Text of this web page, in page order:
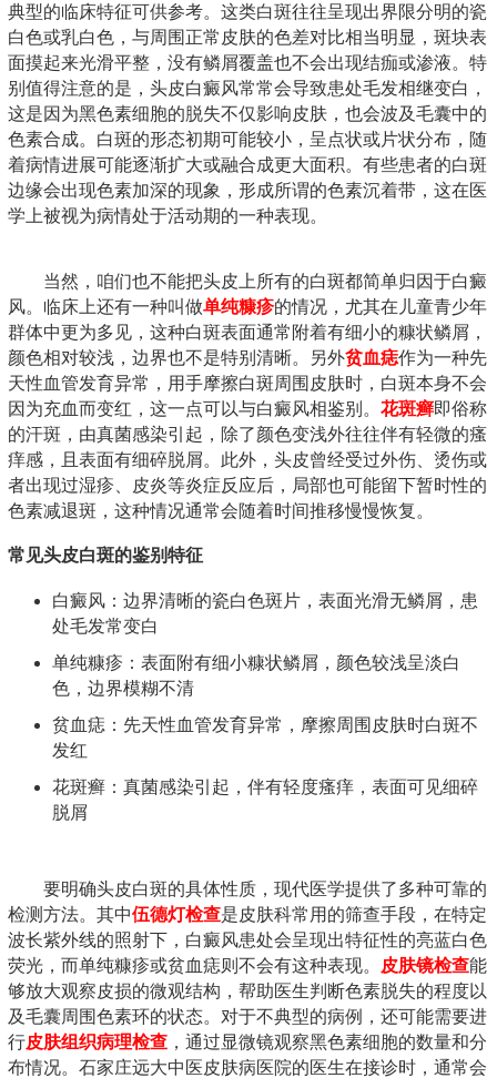
典型的临床特征可供参考。这类白斑往往呈现出界限分明的瓷
白色或乳白色，与周围正常皮肤的色差对比相当明显，斑块表
面摸起来光滑平整，没有鳞屑覆盖也不会出现结痂或渗液。特
别值得注意的是，头皮白癜风常常会导致患处毛发相继变白，
这是因为黑色素细胞的脱失不仅影响皮肤，也会波及毛囊中的
色素合成。白斑的形态初期可能较小，呈点状或片状分布，随
着病情进展可能逐渐扩大或融合成更大面积。有些患者的白斑
边缘会出现色素加深的现象，形成所谓的色素沉着带，这在医
学上被视为病情处于活动期的一种表现。
当然，咱们也不能把头皮上所有的白斑都简单归因于白癜
风。临床上还有一种叫做单纯糠疹的情况，尤其在儿童青少年
群体中更为多见，这种白斑表面通常附着有细小的糠状鳞屑，
颜色相对较浅，边界也不是特别清晰。另外贫血痣作为一种先
天性血管发育异常，用手摩擦白斑周围皮肤时，白斑本身不会
因为充血而变红，这一点可以与白癜风相鉴别。 花斑癣即俗称
的汗斑，由真菌感染引起，除了颜色变浅外往往伴有轻微的瘙
痒感，且表面有细碎脱屑。此外，头皮曾经受过外伤、烫伤或
者出现过湿疹、皮炎等炎症反应后，局部也可能留下暂时性的
色素减退斑，这种情况通常会随着时间推移慢慢恢复。
常见头皮白斑的鉴别特征
白癜风：边界清晰的瓷白色斑片，表面光滑无鳞屑，患
处毛发常变白
单纯糠疹：表面附有细小糠状鳞屑，颜色较浅呈淡白
色，边界模糊不清
贫血痣：先天性血管发育异常，摩擦周围皮肤时白斑不
发红
花斑癣：真菌感染引起，伴有轻度瘙痒，表面可见细碎
脱屑
要明确头皮白斑的具体性质，现代医学提供了多种可靠的
检测方法。其中伍德灯检查是皮肤科常用的筛查手段，在特定
波长紫外线的照射下，白癜风患处会呈现出特征性的亮蓝白色
荧光，而单纯糠疹或贫血痣则不会有这种表现。
皮肤镜检查能
够放大观察皮损的微观结构，帮助医生判断色素脱失的程度以
及毛囊周围色素环的状态。对于不典型的病例，还可能需要进
行皮肤组织病理检查 ，通过显微镜观察黑色素细胞的数量和分
布情况。石家庄远大中医皮肤病医院的医生在接诊时，通常会